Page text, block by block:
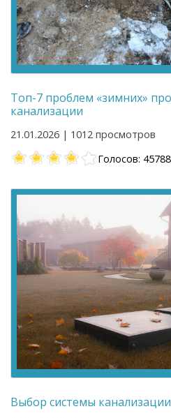
Топ-7 проблем «зимних»
канализации
21.01.2026 | 1012 просмотров
Голосов: 45788
Выбор системы